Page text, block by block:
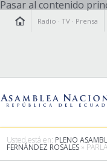
Pasar al contenido
Radio ·TV · Prensa
Usted está en: PLENO
FERNÁNDEZ ROSALES »